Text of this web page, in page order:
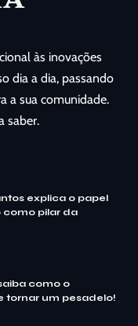
às inovações
dia a dia, passando
a sua comunidade.
saber.
explica o papel
pilar da
como o
tornar um pesadelo!